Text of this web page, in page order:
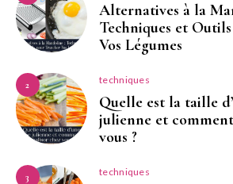
Alternatives à la
Techniques et
Vos Légumes
2 techniques
Quelle est la taille
julienne et
vous ?
3 techniques